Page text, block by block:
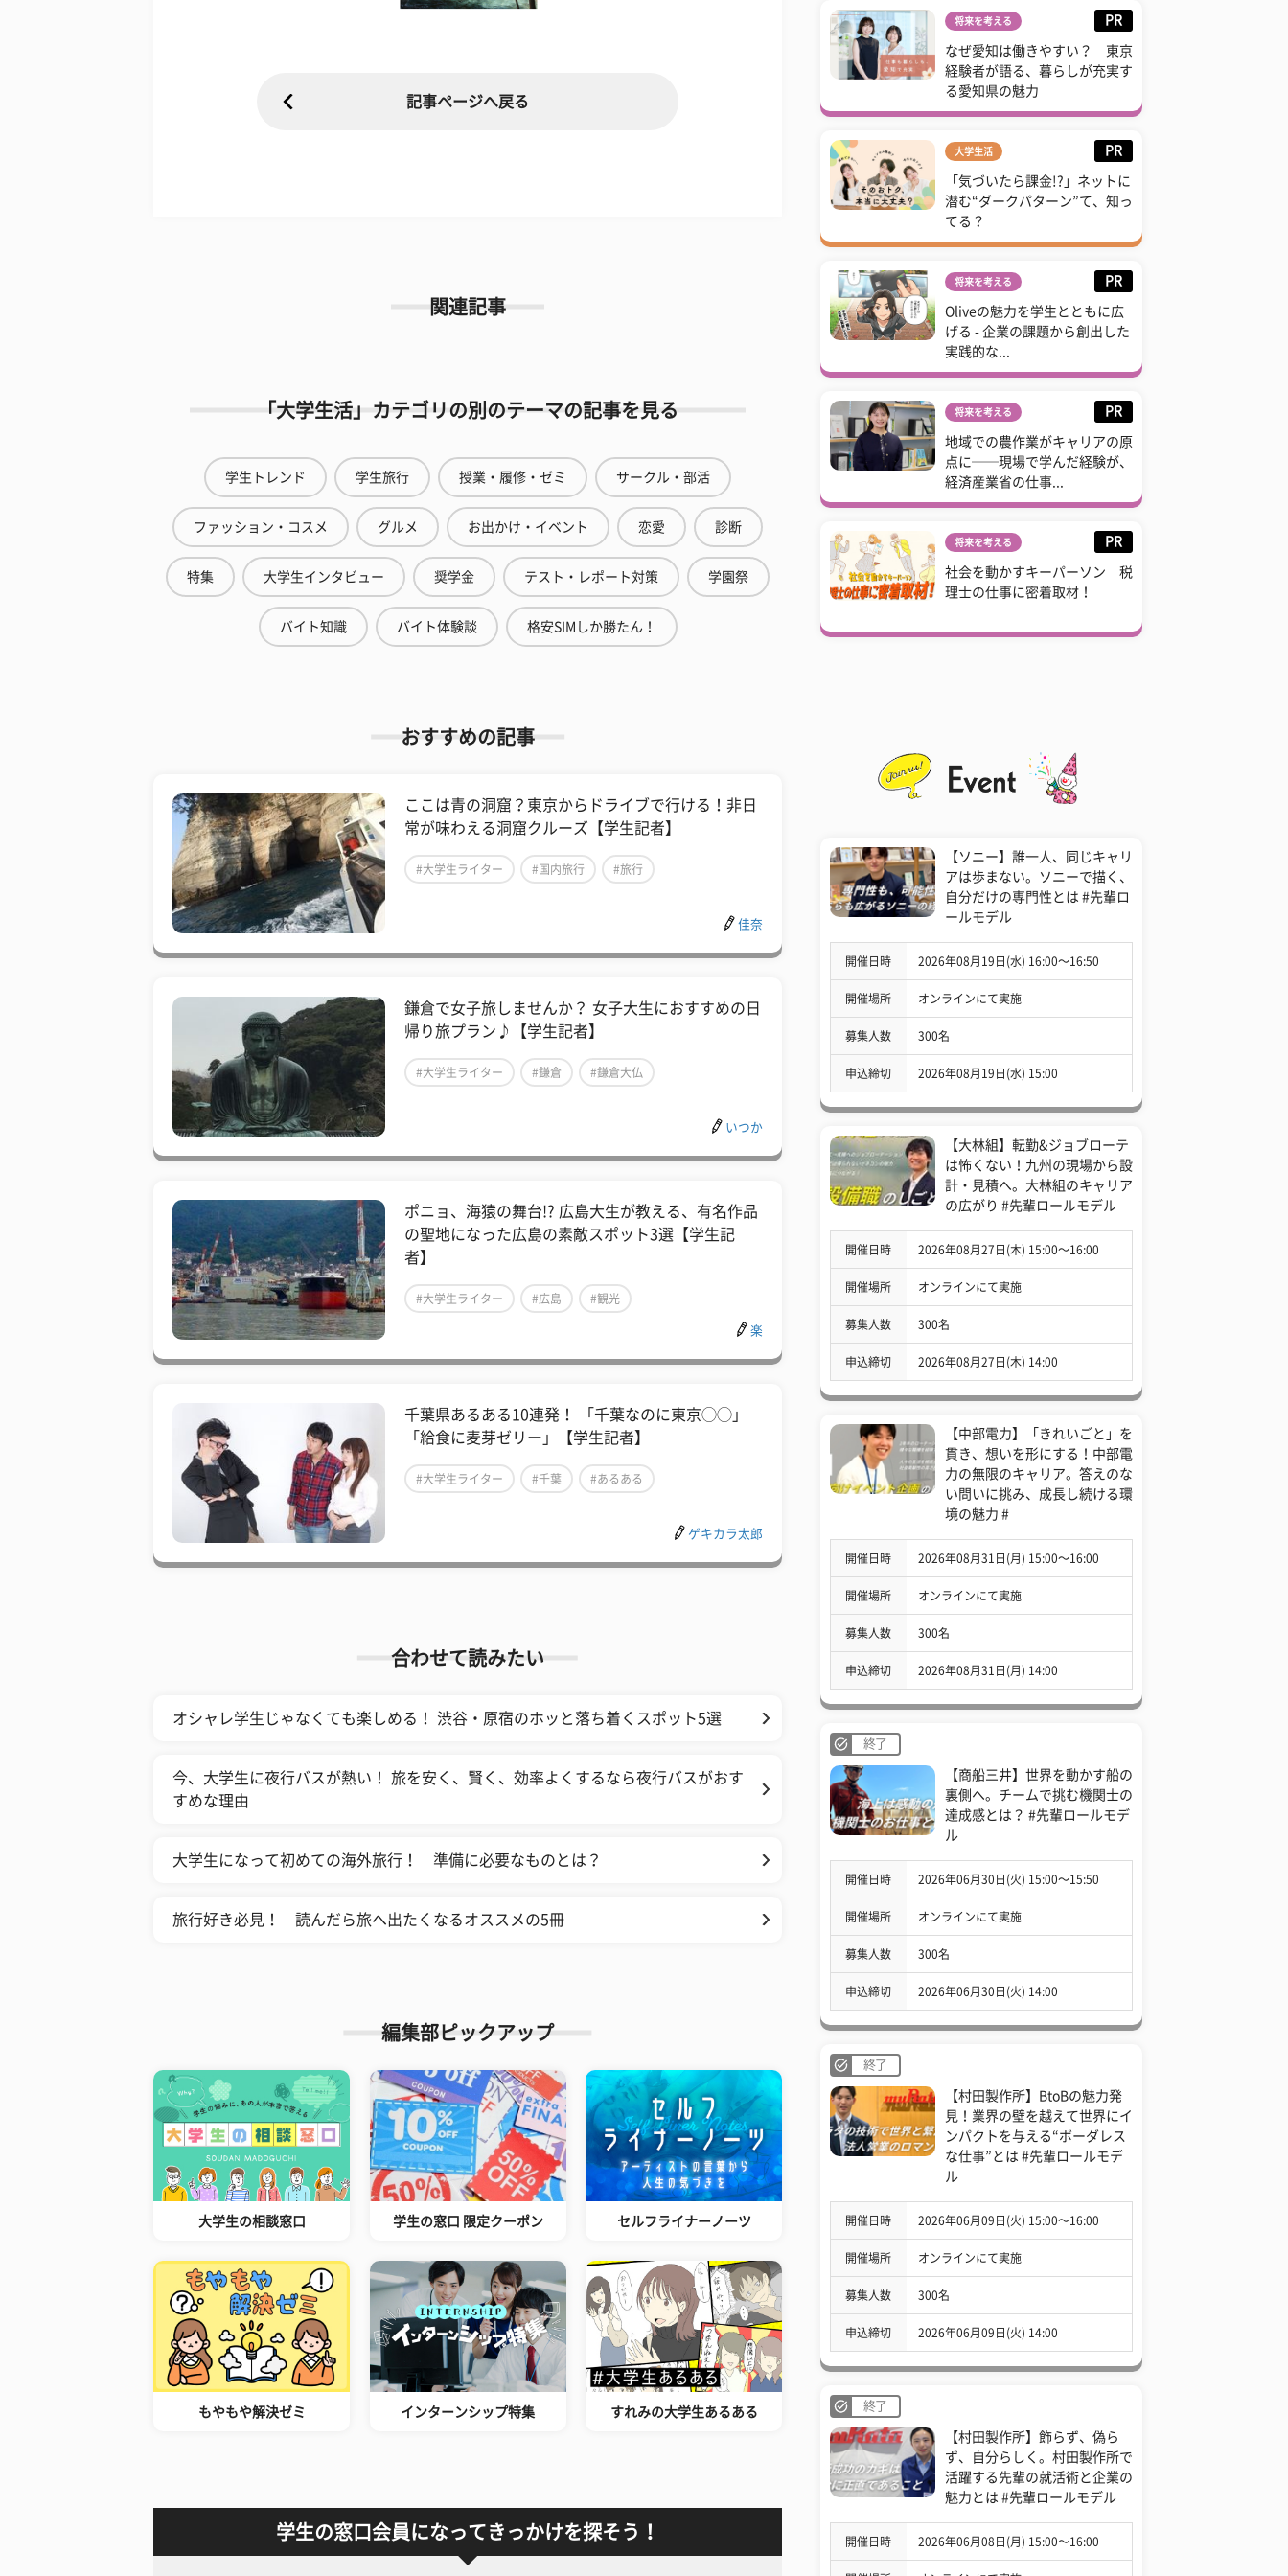
記事ページへ戻る
関連記事
「大学生活」カテゴリの別のテーマの記事を見る
学生トレンド 学生旅行 授業・履修・ゼミ サークル・部活
ファッション・コスメ グルメ お出かけ・イベント 恋愛 診断
特集 大学生インタビュー 奨学金 テスト・レポート対策 学園祭
バイト知識 バイト体験談 格安SIMしか勝たん！
おすすめの記事
ここは青の洞窟？東京からドライブで行ける！非日
常が味わえる洞窟クルーズ【学生記者】
#大学生ライター #国内旅行 #旅行
佳奈
鎌倉で女子旅しませんか？ 女子大生におすすめの日
帰り旅プラン♪【学生記者】
#大学生ライター #鎌倉 #鎌倉大仏
いつか
ポニョ、海猿の舞台!? 広島大生が教える、有名作品
の聖地になった広島の素敵スポット3選【学生記
者】
#大学生ライター #広島 #観光
楽
千葉県あるある10連発！ 「千葉なのに東京◯◯」
「給食に麦芽ゼリー」【学生記者】
#大学生ライター #千葉 #あるある
ゲキカラ太郎
合わせて読みたい
オシャレ学生じゃなくても楽しめる！ 渋谷・原宿のホッと落ち着くスポット5選
今、大学生に夜行バスが熱い！ 旅を安く、賢く、効率よくするなら夜行バスがおす
すめな理由
大学生になって初めての海外旅行！ 準備に必要なものとは？
旅行好き必見！ 読んだら旅へ出たくなるオススメの5冊
編集部ピックアップ
大学生の相談窓口 学生の窓口 限定クーポン セルフライナーノーツ
もやもや解決ゼミ インターンシップ特集 すれみの大学生あるある
学生の窓口会員になってきっかけを探そう！
将来を考える PR
なぜ愛知は働きやすい？ 東京
経験者が語る、暮らしが充実す
る愛知県の魅力
大学生活 PR
「気づいたら課金!?」ネットに
潜む“ダークパターン”て、知っ
てる？
将来を考える PR
Oliveの魅力を学生とともに広
げる - 企業の課題から創出した
実践的な...
将来を考える PR
地域での農作業がキャリアの原
点に──現場で学んだ経験が、
経済産業省の仕事...
将来を考える PR
社会を動かすキーパーソン 税
理士の仕事に密着取材！
【ソニー】誰一人、同じキャリ
アは歩まない。ソニーで描く、
自分だけの専門性とは #先輩ロ
ールモデル
開催日時 2026年08月19日(水) 16:00〜16:50
開催場所 オンラインにて実施
募集人数 300名
申込締切 2026年08月19日(水) 15:00
【大林組】転勤&ジョブローテ
は怖くない！九州の現場から設
計・見積へ。大林組のキャリア
の広がり #先輩ロールモデル
開催日時 2026年08月27日(木) 15:00〜16:00
開催場所 オンラインにて実施
募集人数 300名
申込締切 2026年08月27日(木) 14:00
【中部電力】「きれいごと」を
貫き、想いを形にする！中部電
力の無限のキャリア。答えのな
い問いに挑み、成長し続ける環
境の魅力 #
開催日時 2026年08月31日(月) 15:00〜16:00
開催場所 オンラインにて実施
募集人数 300名
申込締切 2026年08月31日(月) 14:00
終了
【商船三井】世界を動かす船の
裏側へ。チームで挑む機関士の
達成感とは？ #先輩ロールモデ
ル
開催日時 2026年06月30日(火) 15:00〜15:50
開催場所 オンラインにて実施
募集人数 300名
申込締切 2026年06月30日(火) 14:00
終了
【村田製作所】BtoBの魅力発
見！業界の壁を越えて世界にイ
ンパクトを与える“ボーダレス
な仕事”とは #先輩ロールモデ
ル
開催日時 2026年06月09日(火) 15:00〜16:00
開催場所 オンラインにて実施
募集人数 300名
申込締切 2026年06月09日(火) 14:00
終了
【村田製作所】飾らず、偽ら
ず、自分らしく。村田製作所で
活躍する先輩の就活術と企業の
魅力とは #先輩ロールモデル
開催日時 2026年06月08日(月) 15:00〜16:00